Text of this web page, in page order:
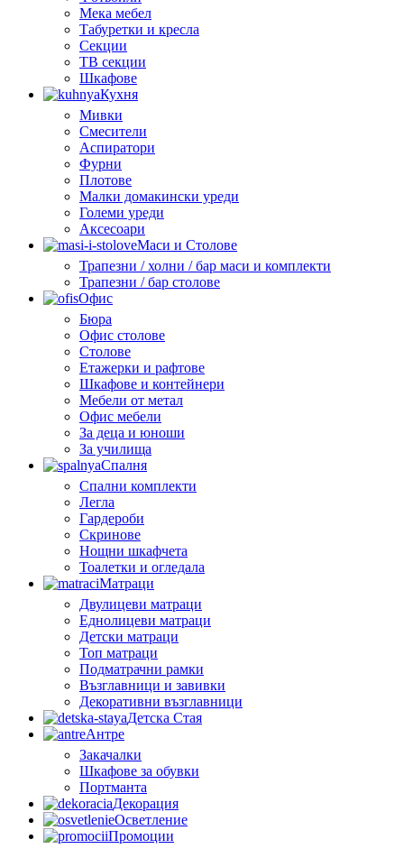
Мека мебел
Табуретки и кресла
Секции
ТВ секции
Шкафове
Кухня
Мивки
Смесители
Аспиратори
Фурни
Плотове
Малки домакински уреди
Големи уреди
Аксесоари
Маси и Столове
Трапезни / холни / бар маси и комплекти
Трапезни / бар столове
Офис
Бюра
Офис столове
Столове
Етажерки и рафтове
Шкафове и контейнери
Мебели от метал
Офис мебели
За деца и юноши
За училища
Спалня
Спални комплекти
Легла
Гардероби
Скринове
Нощни шкафчета
Тоалетки и огледала
Матраци
Двулицеви матраци
Еднолицеви матраци
Детски матраци
Топ матраци
Подматрачни рамки
Възглавници и завивки
Декоративни възглавници
Детска Стая
Антре
Закачалки
Шкафове за обувки
Портманта
Декорация
Осветление
Промоции